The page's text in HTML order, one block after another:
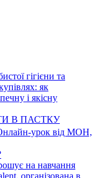
гігієни та
як
і якісну
В ПАСТКУ
урок від МОН,
на навчання